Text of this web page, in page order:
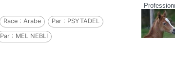
Race : Arabe Par : PSYTADEL
Par : MEL NEBLI